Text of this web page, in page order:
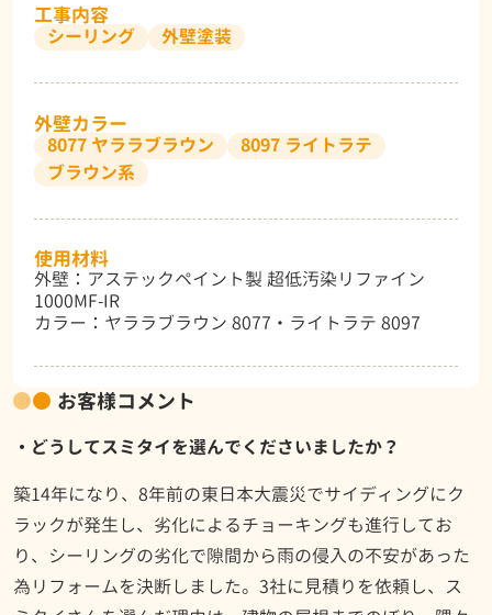
工事内容
シーリング 外壁塗装
外壁カラー
8077 ヤララブラウン
8097 ライトラテ
ブラウン系
使用材料
外壁：アステックペイント製 超低汚染リファイン
1000MF-IR
カラー：ヤララブラウン 8077・ライトラテ 8097
お客様コメント
・どうしてスミタイを選んでくださいましたか？
築14年になり、8年前の東日本大震災でサイディングにク
ラックが発生し、劣化によるチョーキングも進行してお
り、シーリングの劣化で隙間から雨の侵入の不安があった
為リフォームを決断しました。3社に見積りを依頼し、ス